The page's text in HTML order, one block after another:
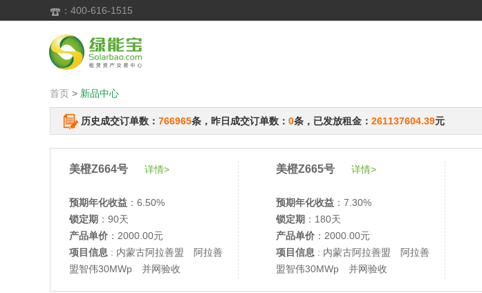
 ：400-616-1515
首页 > 新品中心
历史成交订单数： 766965条，昨日成交订单数： 0条，已发放租金： 261137604.39元
美橙Z664号 详情>
预期年化收益 ：6.50%
锁定期 ：90天
产品单价 ：2000.00元
项目信息 : 内蒙古阿拉善盟 阿拉善
盟智伟30MWp 并网验收
美橙Z665号 详情>
预期年化收益 ：7.30%
锁定期 ：180天
产品单价 ：2000.00元
项目信息 : 内蒙古阿拉善盟 阿拉善
盟智伟30MWp 并网验收